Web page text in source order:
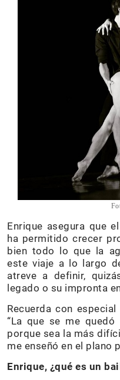
Enrique asegura que
ha permitido crecer
bien todo lo que la
este viaje a lo largo
atreve a definir,
legado o su impronta
Recuerda con
“La que se me quedó
porque sea la más
me enseñó en el plano
Enrique, ¿qué es un